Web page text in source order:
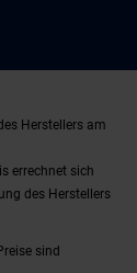
Herstellers am
errechnet sich
des Herstellers
sind